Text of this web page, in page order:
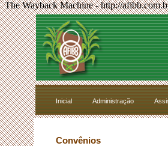
The Wayback Machine - http://
Inicial Administração
Convênios